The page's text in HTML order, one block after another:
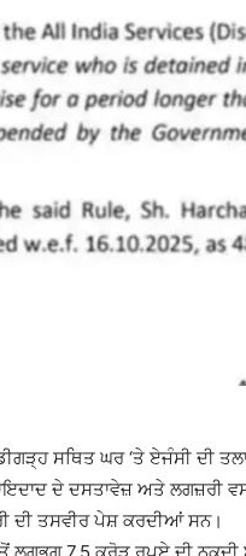
ਸਥਿਤ ਘਰ ‘ਤੇ ਏਜੰਸੀ ਦੀ
ਜਾਇਦਾਦ ਦੇ ਦਸਤਾਵੇਜ਼ ਅਤੇ
ਦੀ ਤਸਵੀਰ ਪੇਸ਼ ਕਰਦੀਆਂ ਸਨ।